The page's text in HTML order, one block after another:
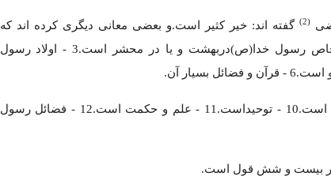
(2)
گفته اند: خیر کثیر است.و بعضی معانی دیگری کرده اند که
فهرست وار از نظر خواننده می گذرد: 1 - نهری است در بهشت.2- حوض خاص رسول خدا(ص)دربهشت و یا در محشر است.3 - اولاد رسول
7 - مقام نبوت است.8 - تیسیر قرآن و تخفیف شرایع و احکام است.9 - اسلام است.10 - توحیداست.11 - علم و حکمت است.12 - فضائل رسول
بر بیست و شش قول است.